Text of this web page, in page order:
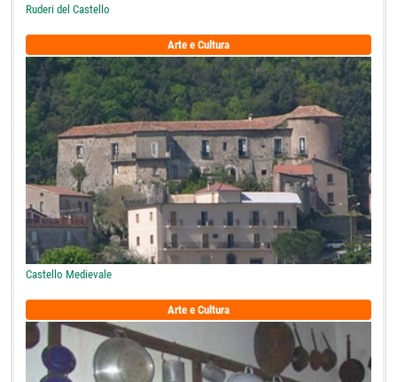
Ruderi del Castello
Arte e Cultura
Castello Medievale
Arte e Cultura